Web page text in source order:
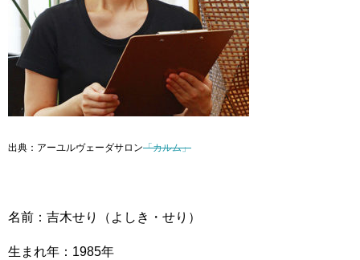
出典：アーユルヴェーダサロン「カルム」
名前：吉木せり（よしき・せり）
生まれ年：1985年